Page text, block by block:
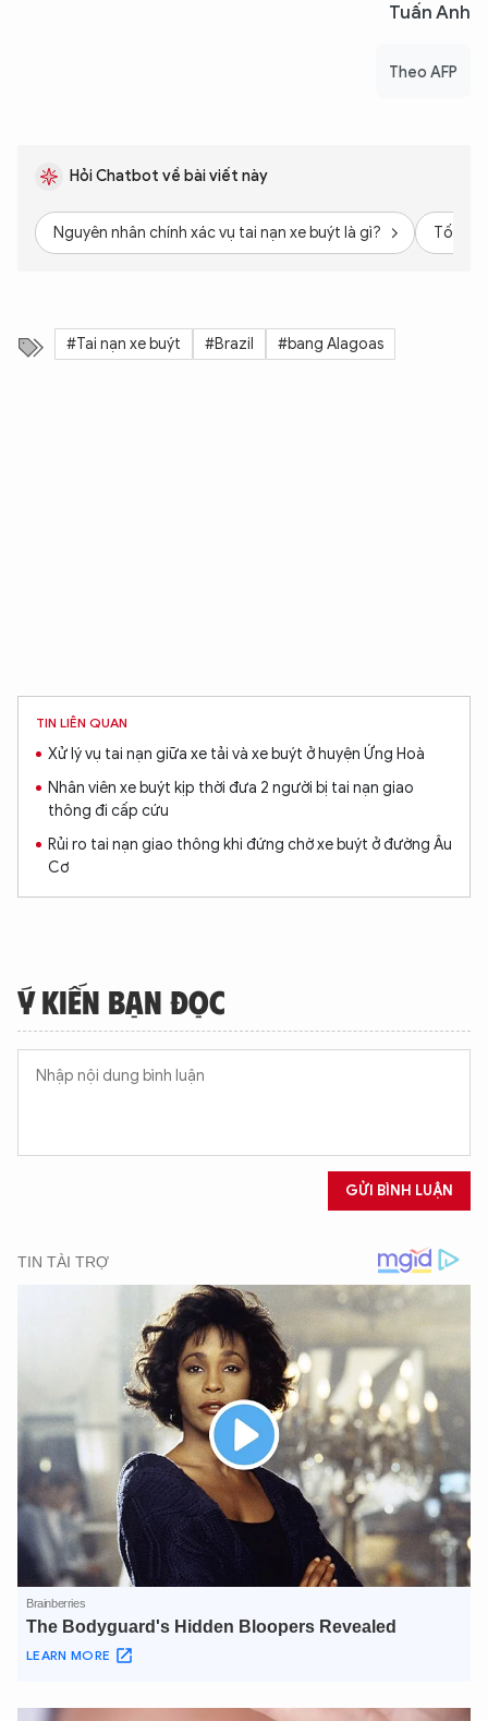
Tuấn Anh
Theo AFP
Hỏi Chatbot về bài viết này
Nguyên nhân chính xác vụ tai nạn xe buýt là gì? Tốc độ
#Tai nạn xe buýt #Brazil #bang Alagoas
TIN LIÊN QUAN
Xử lý vụ tai nạn giữa xe tải và xe buýt ở huyện Ứng Hoà
Nhân viên xe buýt kịp thời đưa 2 người bị tai nạn giao
thông đi cấp cứu
Rủi ro tai nạn giao thông khi đứng chờ xe buýt ở đường Âu
Cơ
Ý KIẾN BẠN ĐỌC
GỬI BÌNH LUẬN